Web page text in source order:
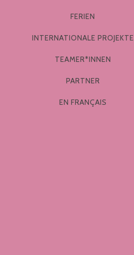
FERIEN
INTERNATIONALE PROJEKTE
TEAMER*INNEN
PARTNER
EN FRANÇAIS